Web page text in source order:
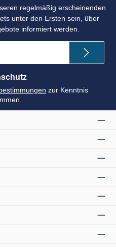
regelmäßig erscheinenden
unter den Ersten sein, über
informiert werden.
zur Kenntnis